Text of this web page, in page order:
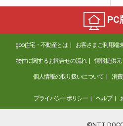
PC
goo住宅・不動産とは お客さまご利用端
物件に関するお問合せの流れ 情報提供元
個人情報の取り扱いについて 消
プライバシーポリシー ヘルプ